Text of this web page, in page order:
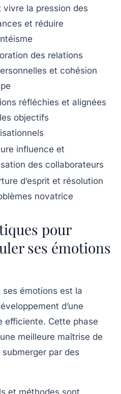
vivre la pression des
et réduire
des relations
et cohésion
réfléchies et alignées
objectifs
influence et
des collaborateurs
d’esprit et résolution
novatrice
pour
ses émotions
émotions est la
d’une
efficiente. Cette phase
meilleure maîtrise de
par des